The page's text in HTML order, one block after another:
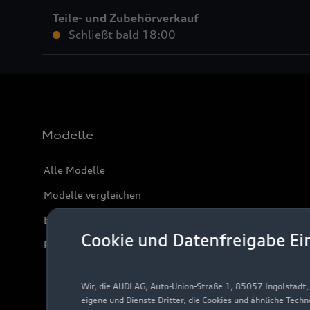
Cookie und Datenfreigabe
Wir, die AUDI AG, Auto-Union-Straße 1, 85057
eigene und Dienste Dritter, die Cookies und ähnliche
Teile- und Zubehörverkauf
Schließt bald 18:00
Modelle
Alle Modelle
Modelle vergleichen
Elektromodelle
Plug-in-Hybride